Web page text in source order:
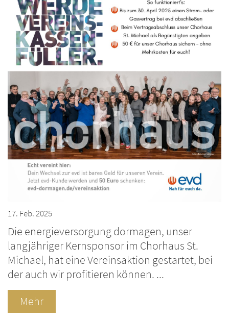
17. Feb. 2025
Die energieversorgung dormagen, unser
langjähriger Kernsponsor im Chorhaus St.
Michael, hat eine Vereinsaktion gestartet, bei
der auch wir profitieren können. ...
Mehr